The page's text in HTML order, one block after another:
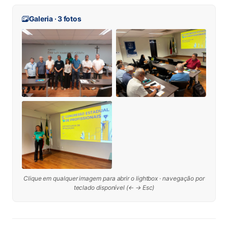
Galeria · 3 fotos
Clique em qualquer imagem para abrir o lightbox · navegação por
teclado disponível (← → Esc)